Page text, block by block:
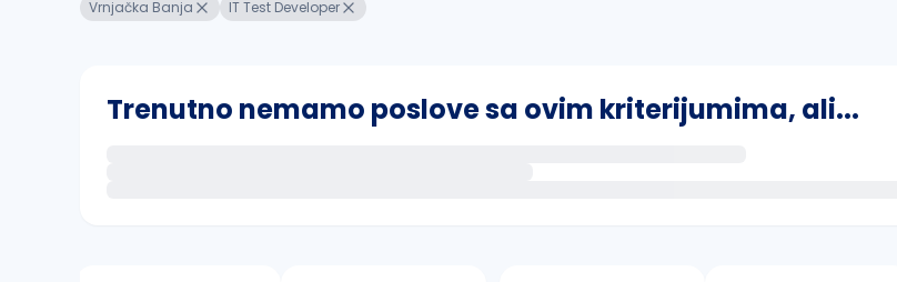
Vrnjačka Banja IT Test Developer
Trenutno nemamo poslove sa ovim kriterijumima, ali...